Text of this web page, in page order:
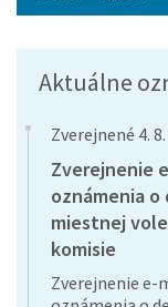
Aktuálne
Zverejnené 4.
Zverejnenie
oznámenia o
miestnej
komisie
Zverejnenie e-